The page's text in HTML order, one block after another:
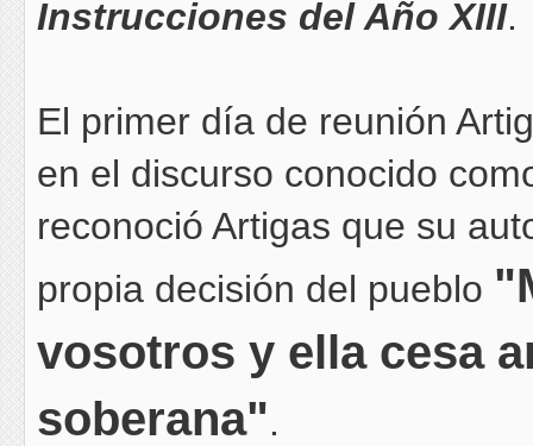
Instrucciones del Año XIII.
El primer día de reunión
en el discurso conocido
reconoció Artigas que su
propia decisión del pueblo
vosotros y ella cesa
soberana".